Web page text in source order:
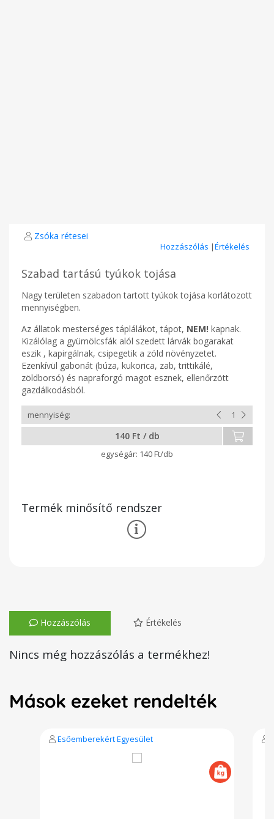
Zsóka rétesei
Hozzászólás |Értékelés
Szabad tartású tyúkok tojása
Nagy területen szabadon tartott tyúkok tojása korlátozott
mennyiségben.
Az állatok mesterséges táplálákot, tápot, NEM! kapnak.
Kizálólag a gyümölcsfák alól szedett lárvák bogarakat
eszik , kapirgálnak, csipegetik a zöld növényzetet.
Ezenkívül gabonát (búza, kukorica, zab, trittikálé,
zöldborsó) és napraforgó magot esznek, ellenőrzött
gazdálkodásból.
140 Ft / db
140 Ft/db
Termék minősítő rendszer
Hozzászólás Értékelés
Nincs még hozzászólás a termékhez!
Mások ezeket rendelték
Esőemberekért Egyesület